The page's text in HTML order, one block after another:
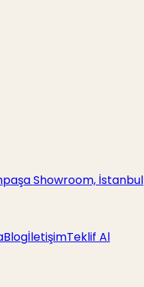
Showroom, İstanbul
BlogİletişimTeklif Al